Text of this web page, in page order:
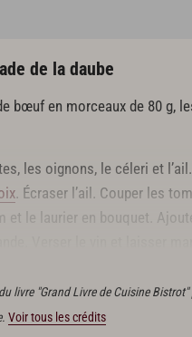
de la daube
bœuf en morceaux de 80 g,
les oignons, le céleri et
. Écraser l’ail. Couper les
et le laurier en bouquet.
livre "Grand Livre de Cuisine
Voir tous les crédits